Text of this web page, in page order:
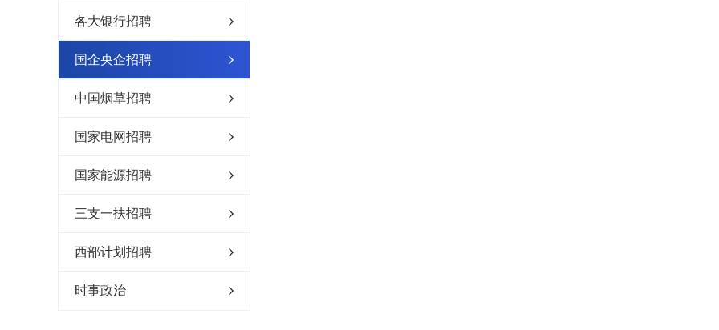
各大银行招聘
国企央企招聘
中国烟草招聘
国家电网招聘
国家能源招聘
三支一扶招聘
西部计划招聘
时事政治